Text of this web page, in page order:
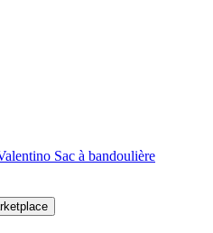
Sac à bandoulière